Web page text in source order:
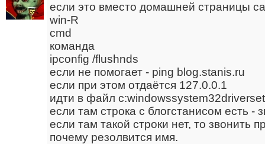
если это вместо домашней страницы
win-R
cmd
команда
ipconfig /flushnds
если не помогает - ping blog.stanis.ru
если при этом отдаётся 127.0.0.1
идти в файл
если там строка с блогстанисом есть -
если там такой строки нет, то звонить
почему резолвится имя.